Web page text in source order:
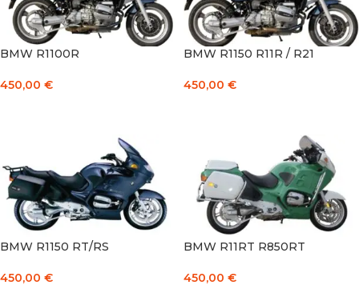
BMW R1100R
450,00 €
BMW R1150 R11R / R21
450,00 €
BMW R1150 RT/RS
450,00 €
BMW R11RT R850RT
450,00 €